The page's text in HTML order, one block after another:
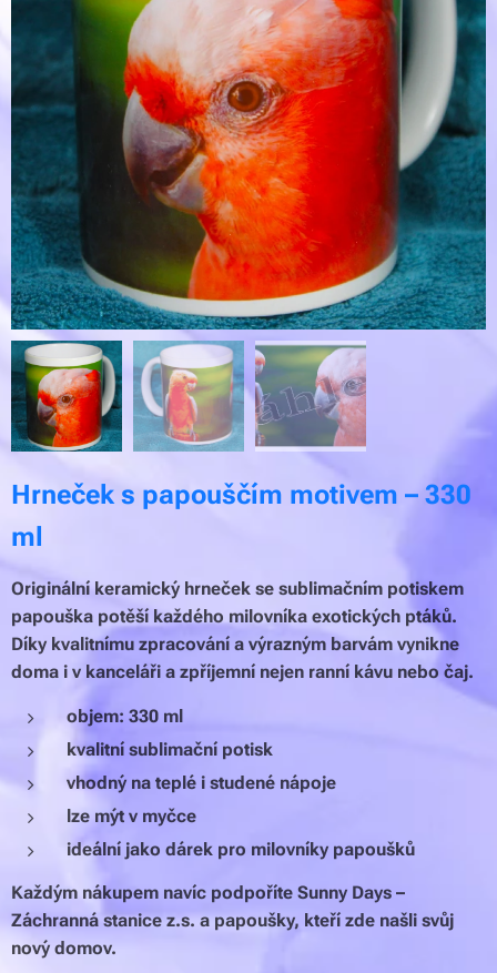
Hrneček s papouščím motivem – 330
ml
Originální keramický hrneček se sublimačním potiskem
papouška potěší každého milovníka exotických ptáků.
Díky kvalitnímu zpracování a výrazným barvám vynikne
doma i v kanceláři a zpříjemní nejen ranní kávu nebo čaj.
objem: 330 ml
kvalitní sublimační potisk
vhodný na teplé i studené nápoje
lze mýt v myčce
ideální jako dárek pro milovníky papoušků
Každým nákupem navíc podpoříte Sunny Days –
Záchranná stanice z.s. a papoušky, kteří zde našli svůj
nový domov.